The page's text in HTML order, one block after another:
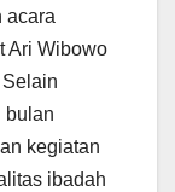
acara
Ari Wibowo
bulan
kegiatan
ibadah